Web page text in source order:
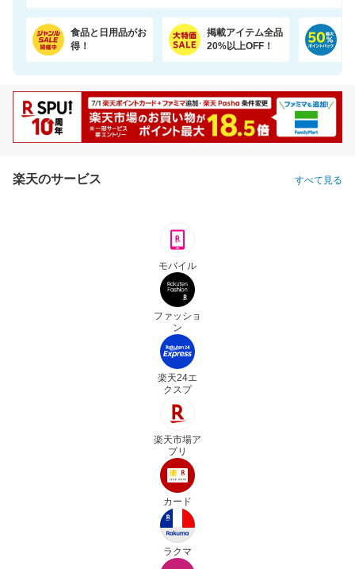
食品と日用品がお
得！
掲載アイテム全品
20%以上OFF！
楽天のサービス すべて見る
モバイル
ファッショ
ン
楽天24エ
クスプ
楽天市場ア
プリ
カード
ラクマ